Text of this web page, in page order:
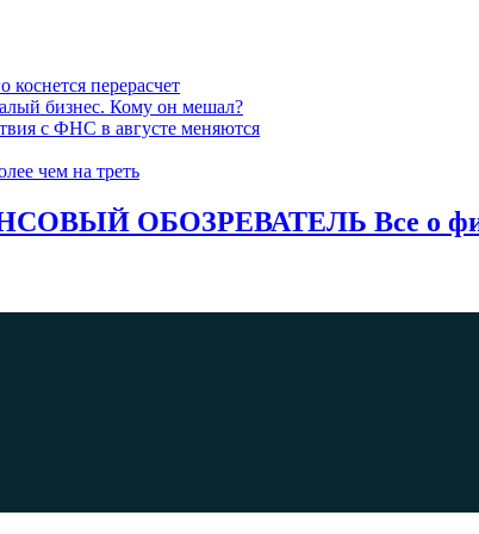
перерасчет
бизнес. Кому он мешал?
с ФНС в августе меняются
чем на треть
ОБОЗРЕВАТЕЛЬ Все о